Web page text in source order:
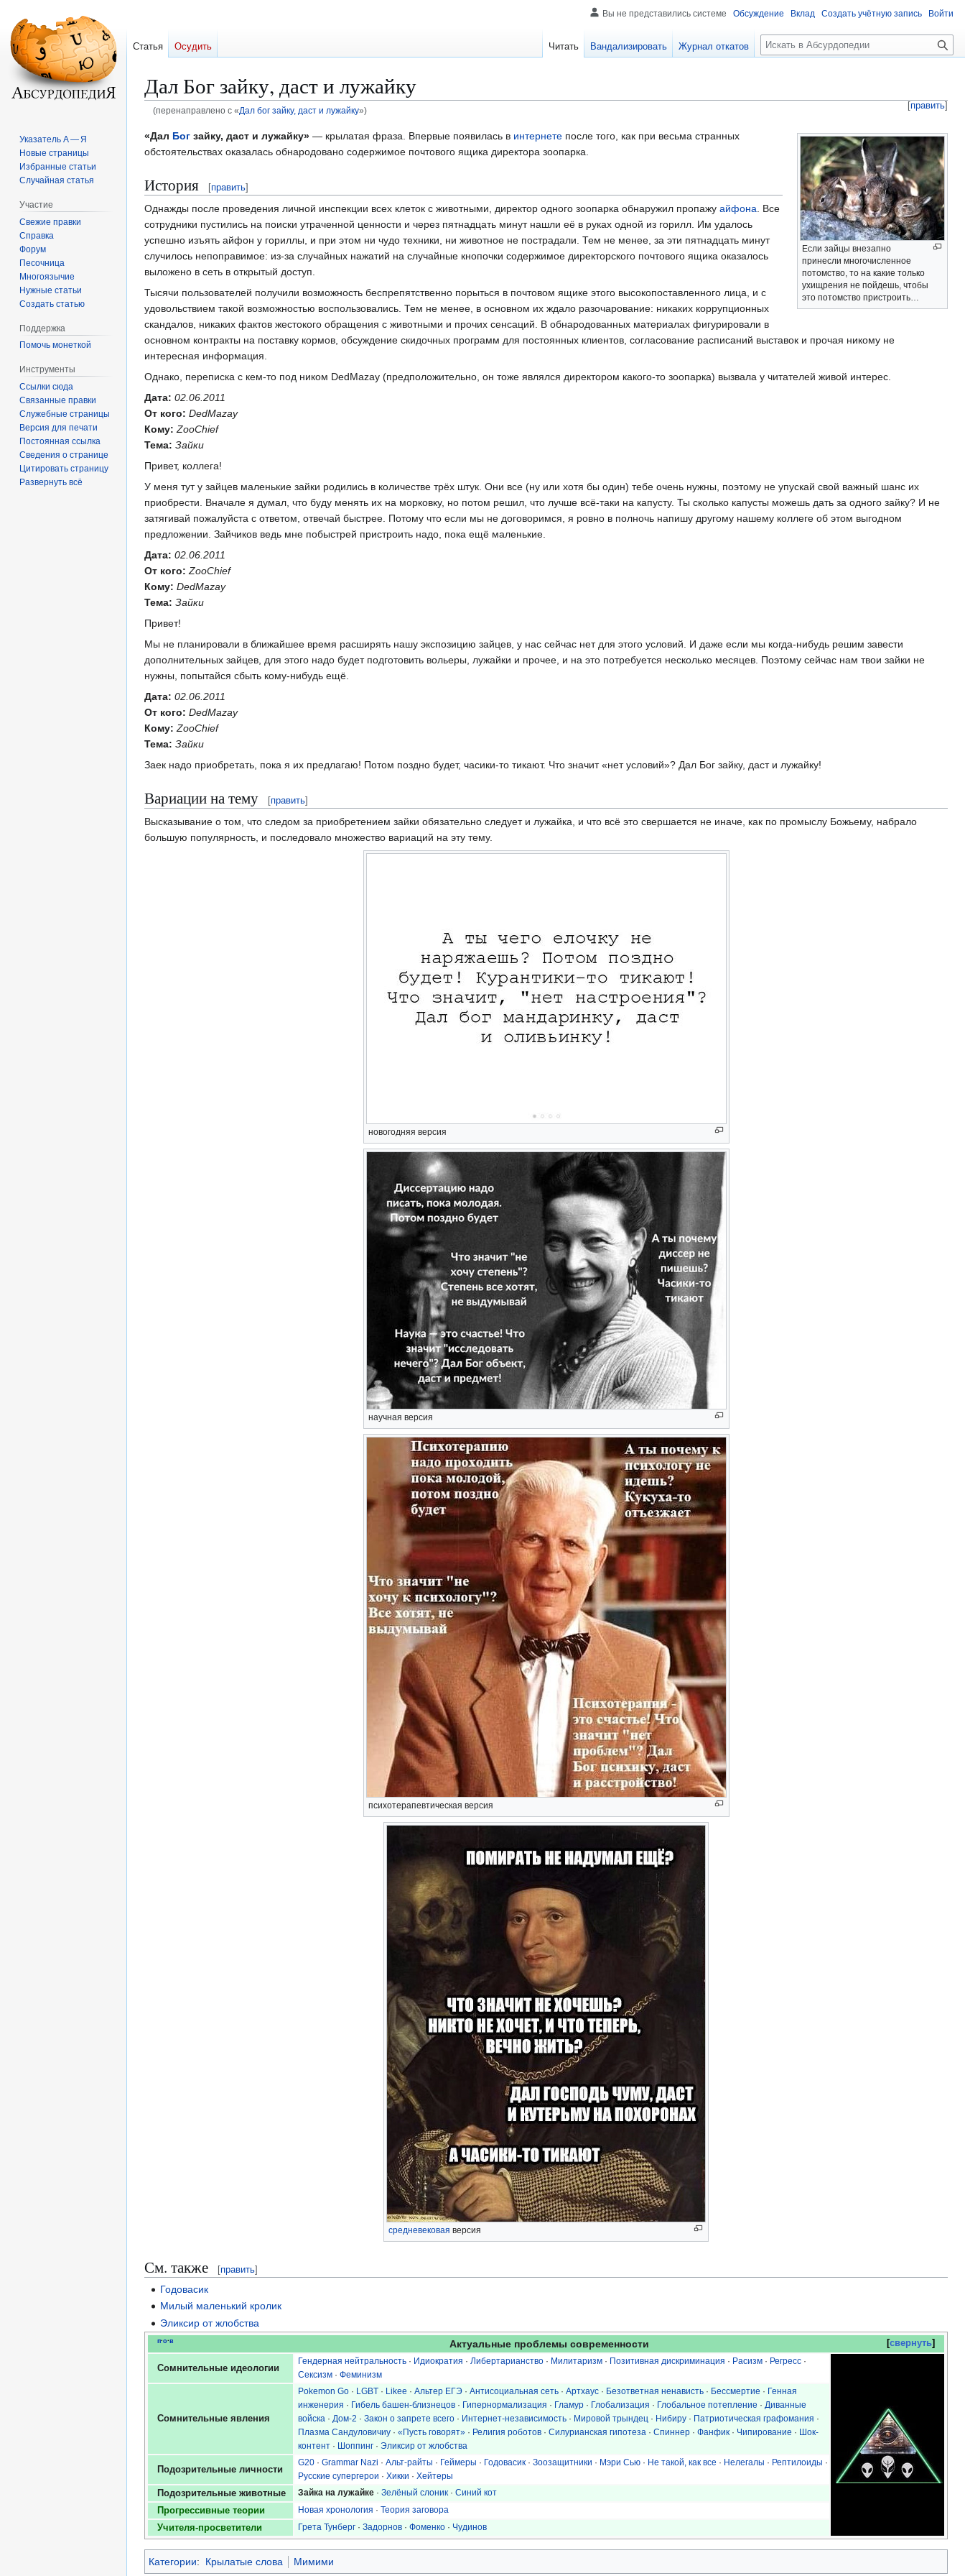
Дал Бог зайку, даст и лужайку
[править]
(перенаправлено с «Дал бог зайку, даст и лужайку»)
Перейти
к
Перейти
к
Если зайцы внезапно
принесли многочисленное
потомство, то на какие только
ухищрения не пойдешь, чтобы
это потомство пристроить…
«Дал Бог зайку, даст и лужайку» — крылатая фраза. Впервые появилась в интернете после того, как при весьма странных
обстоятельствах оказалась обнародовано содержимое почтового ящика директора зоопарка.
История [править]
Однажды после проведения личной инспекции всех клеток с животными, директор одного зоопарка обнаружил пропажу айфона . Все
сотрудники пустились на поиски утраченной ценности и через пятнадцать минут нашли её в руках одной из горилл. Им удалось
успешно изъять айфон у гориллы, и при этом ни чудо техники, ни животное не пострадали. Тем не менее, за эти пятнадцать минут
случилось непоправимое: из-за случайных нажатий на случайные кнопочки содержимое директорского почтового ящика оказалось
выложено в сеть в открытый доступ.
Тысячи пользователей получили возможность беспрепятственно порыться в почтовом ящике этого высокопоставленного лица, и с
удовольствием такой возможностью воспользовались. Тем не менее, в основном их ждало разочарование: никаких коррупционных
скандалов, никаких фактов жестокого обращения с животными и прочих сенсаций. В обнародованных материалах фигурировали в
основном контракты на поставку кормов, обсуждение скидочных программ для постоянных клиентов, согласование расписаний выставок и прочая никому не
интересная информация.
Однако, переписка с кем-то под ником DedMazay (предположительно, он тоже являлся директором какого-то зоопарка) вызвала у читателей живой интерес.
Дата: 02.06.2011
От кого: DedMazay
Кому: ZooChief
Тема: Зайки
Привет, коллега!
У меня тут у зайцев маленькие зайки родились в количестве трёх штук. Они все (ну или хотя бы один) тебе очень нужны, поэтому не упускай свой важный шанс их
приобрести. Вначале я думал, что буду менять их на морковку, но потом решил, что лучше всё-таки на капусту. Ты сколько капусты можешь дать за одного зайку? И не
затягивай пожалуйста с ответом, отвечай быстрее. Потому что если мы не договоримся, я ровно в полночь напишу другому нашему коллеге об этом выгодном
предложении. Зайчиков ведь мне побыстрей пристроить надо, пока ещё маленькие.
Дата: 02.06.2011
От кого: ZooChief
Кому: DedMazay
Тема: Зайки
Привет!
Мы не планировали в ближайшее время расширять нашу экспозицию зайцев, у нас сейчас нет для этого условий. И даже если мы когда-нибудь решим завести
дополнительных зайцев, для этого надо будет подготовить вольеры, лужайки и прочее, и на это потребуется несколько месяцев. Поэтому сейчас нам твои зайки не
нужны, попытайся сбыть кому-нибудь ещё.
Дата: 02.06.2011
От кого: DedMazay
Кому: ZooChief
Тема: Зайки
Заек надо приобретать, пока я их предлагаю! Потом поздно будет, часики-то тикают. Что значит «нет условий»? Дал Бог зайку, даст и лужайку!
Вариации на тему [править]
Высказывание о том, что следом за приобретением зайки обязательно следует и лужайка, и что всё это свершается не иначе, как по промыслу Божьему, набрало
большую популярность, и последовало множество вариаций на эту тему.
новогодняя версия
научная версия
психотерапевтическая версия
средневековая версия
См. также [править]
Годовасик
Милый маленький кролик
Эликсир от жлобства
свернуть
п·о·в Актуальные проблемы современности
Сомнительные идеологии
Гендерная нейтральность · Идиократия · Либертарианство · Милитаризм · Позитивная дискриминация · Расизм · Регресс ·
Сексизм · Феминизм
Сомнительные явления
Pokemon Go · LGBT · Likee · Альтер ЕГЭ · Антисоциальная сеть · Артхаус · Безответная ненависть · Бессмертие · Генная
инженерия · Гибель башен-близнецов · Гипернормализация · Гламур · Глобализация · Глобальное потепление · Диванные
войска · Дом-2 · Закон о запрете всего · Интернет-независимость · Мировой трындец · Нибиру · Патриотическая графомания ·
Плазма Сандуловичиу · «Пусть говорят» · Религия роботов · Силурианская гипотеза · Спиннер · Фанфик · Чипирование · Шок-
контент · Шоппинг · Эликсир от жлобства
Подозрительные личности
G20 · Grammar Nazi · Альт-райты · Геймеры · Годовасик · Зоозащитники · Мэри Сью · Не такой, как все · Нелегалы · Рептилоиды ·
Русские супергерои · Хикки · Хейтеры
Подозрительные животные
Зайка на лужайке · Зелёный слоник · Синий кот
Прогрессивные теории
Новая хронология · Теория заговора
Учителя-просветители
Грета Тунберг · Задорнов · Фоменко · Чудинов
Категории: Крылатые слова Мимими
Вы не представились системе Обсуждение Вклад Создать учётную запись Войти
Статья Осудить Читать Вандализировать Журнал откатов
П
о
к
Указатель А — Я
Новые страницы
Избранные статьи
Случайная статья
Участие
Свежие правки
Справка
Форум
Песочница
Многоязычие
Нужные статьи
Создать статью
Поддержка
Помочь монеткой
Инструменты
Ссылки сюда
Связанные правки
Служебные страницы
Версия для печати
Постоянная ссылка
Сведения о странице
Цитировать страницу
Развернуть всё